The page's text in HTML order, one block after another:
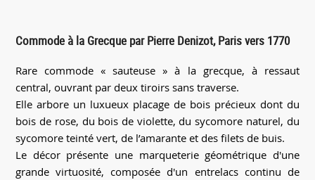
Commode à la Grecque par Pierre Denizot, Paris vers 1770
Rare commode « sauteuse » à la grecque, à ressaut
central, ouvrant par deux tiroirs sans traverse.
Elle arbore un luxueux placage de bois précieux dont du
bois de rose, du bois de violette, du sycomore naturel, du
sycomore teinté vert, de l’amarante et des filets de buis.
Le décor présente une marqueterie géométrique d'une
grande virtuosité, composée d'un entrelacs continu de